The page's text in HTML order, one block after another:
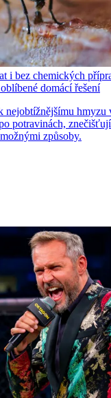
i bez chemických
domácí řešení
nejobtížnějšímu hmyzu
potravinách,
způsoby.